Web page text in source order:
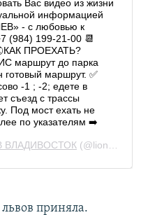
приняла.